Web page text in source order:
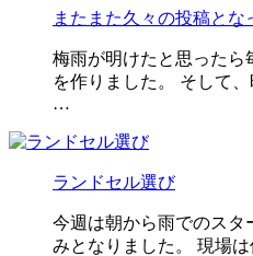
またまた久々の投稿とな
梅雨が明けたと思ったら
を作りました。 そして
…
ランドセル選び
今週は朝から雨でのスタ
みとなりました。 現場